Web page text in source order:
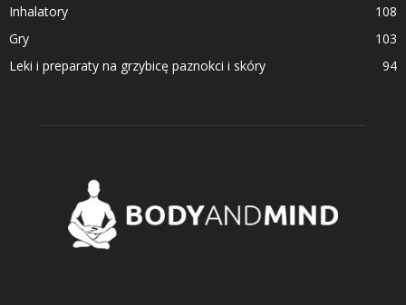
Inhalatory
108
Gry
103
Leki i preparaty na grzybicę paznokci i skóry
94